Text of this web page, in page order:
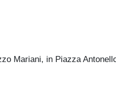
Mariani, in Piazza